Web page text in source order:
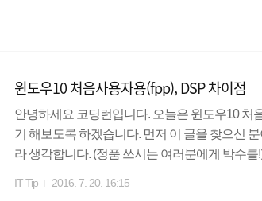
윈도우10 처음사용자용(fpp), DSP 차이점
안녕하세요 코딩런입니다. 오늘은 윈도우10 처
기 해보도록 하겠습니다. 먼저 이 글을 찾으신
라 생각합니다. (정품 쓰시는 여러분에게 박수
성화 시키면 언제든지 이동해서 사용가능합니
IT Tip 2016. 7. 20. 16:15